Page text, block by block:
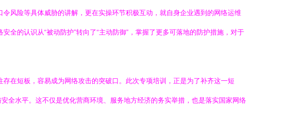
风险等具体威胁的讲解，更在实操环节积极互动，就自身企业遇到的网络运维
的认识从“被动防护”转向了“主动防御”，掌握了更多可落地的防护措施，对于
在短板，容易成为网络攻击的突破口。此次专项培训，正是为了补齐这一短
全水平。这不仅是优化营商环境、服务地方经济的务实举措，也是落实国家网络